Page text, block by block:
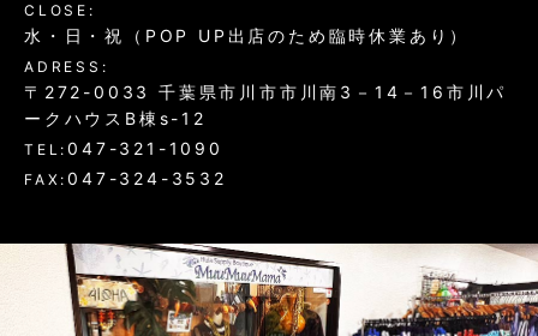
CLOSE:
水・日・祝（POP UP出店のため臨時休業あり）
ADRESS:
〒272-0033 千葉県市川市市川南3－14－16市川パ
ークハウスB棟s-12
TEL:047-321-1090
FAX:047-324-3532